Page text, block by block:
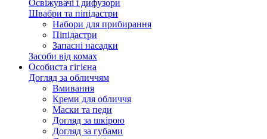
Освіжувачі і дифузори
Швабри та піпідастри
Набори для прибирання
Піпідастри
Запасні насадки
Засоби від комах
Особиста гігієна
Догляд за обличчям
Вмивання
Креми для обличчя
Маски та педи
Догляд за шкірою
Догляд за губами